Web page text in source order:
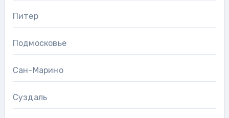
Питер
Подмосковье
Сан-Марино
Суздаль